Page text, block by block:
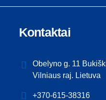
Kontaktai
Obelyno g. 11
Vilniaus raj. Lietuva
+370-615-38316